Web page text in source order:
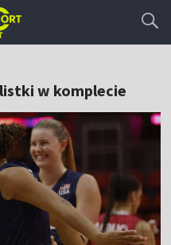
w komplecie